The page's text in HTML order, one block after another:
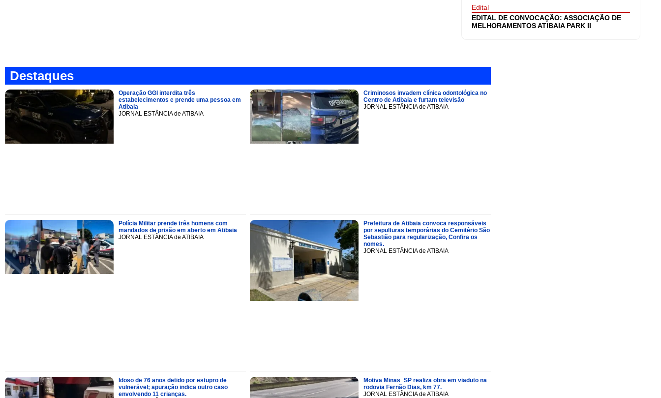
Edital
EDITAL DE CONVOCAÇÃO: ASSOCIAÇÃO DE
MELHORAMENTOS ATIBAIA PARK II
Destaques
Operação GGI interdita três
estabelecimentos e prende uma pessoa em
Atibaia
JORNAL ESTÂNCIA de ATIBAIA
Criminosos invadem clínica odontológica no
Centro de Atibaia e furtam televisão
JORNAL ESTÂNCIA de ATIBAIA
Polícia Militar prende três homens com
mandados de prisão em aberto em Atibaia
JORNAL ESTÂNCIA de ATIBAIA
Prefeitura de Atibaia convoca responsáveis
por sepulturas temporárias do Cemitério São
Sebastião para regularização, Confira os
nomes.
JORNAL ESTÂNCIA de ATIBAIA
Idoso de 76 anos detido por estupro de
vulnerável; apuração indica outro caso
envolvendo 11 crianças.
Motiva Minas_SP realiza obra em viaduto na
rodovia Fernão Dias, km 77.
JORNAL ESTÂNCIA de ATIBAIA